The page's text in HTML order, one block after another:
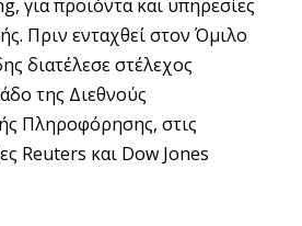
για προϊόντα και υπηρεσίες
Πριν ενταχθεί στον Όμιλο
διατέλεσε στέλεχος
της Διεθνούς
Πληροφόρησης, στις
Reuters και Dow Jones